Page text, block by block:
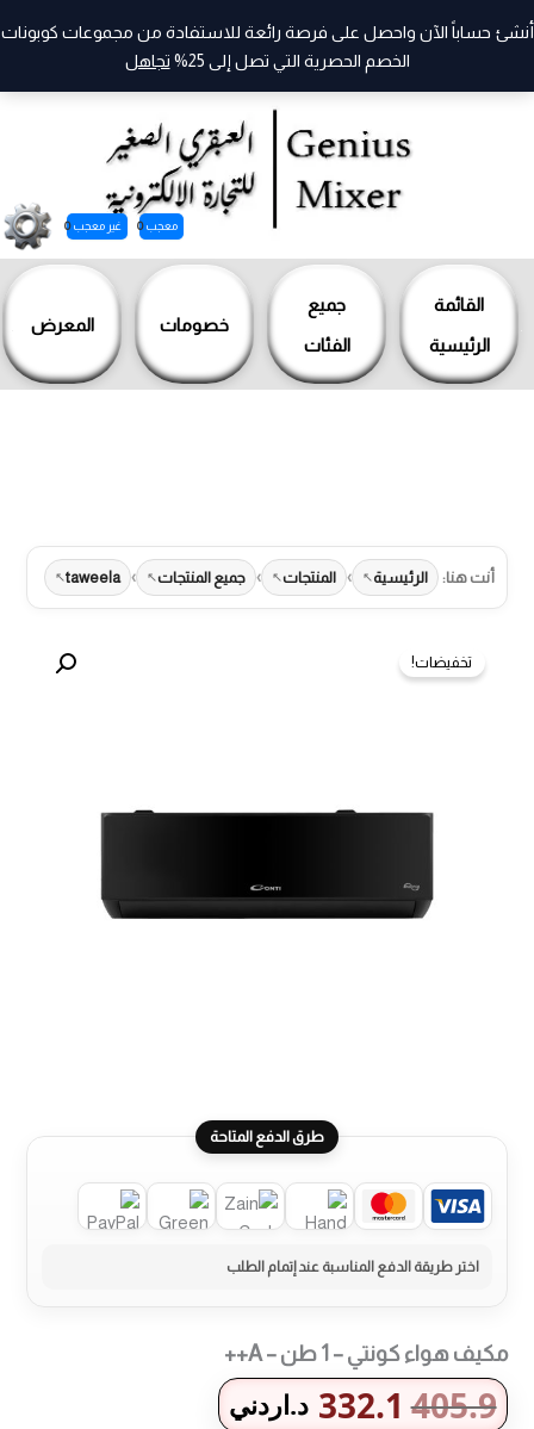
القائمة
الرئيسية
جميع
الفئات
خصومات المعرض
معجب 0 غير معجب 0
أنشئ حساباً الآن واحصل على فرصة رائعة للاستفادة من مجموعات كوبونات
الخصم الحصرية التي تصل إلى 25%
تجاهل
تخطي
أنت هنا: الرئيسية › المنتجات › جميع المنتجات ›
taweela
تخفيضات!
طرق الدفع المتاحة
مكيف هواء كونتي – 1 طن – A++
405.9
332.1 د.اردني